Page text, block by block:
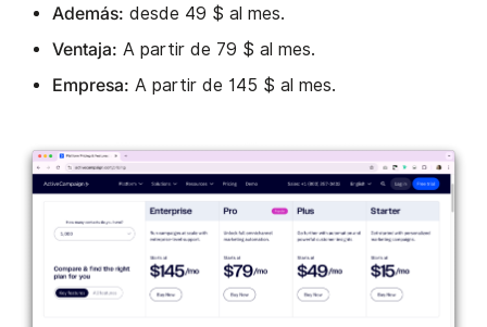
Además: desde 49 $ al mes.
Ventaja: A partir de 79 $ al mes.
Empresa: A partir de 145 $ al mes.